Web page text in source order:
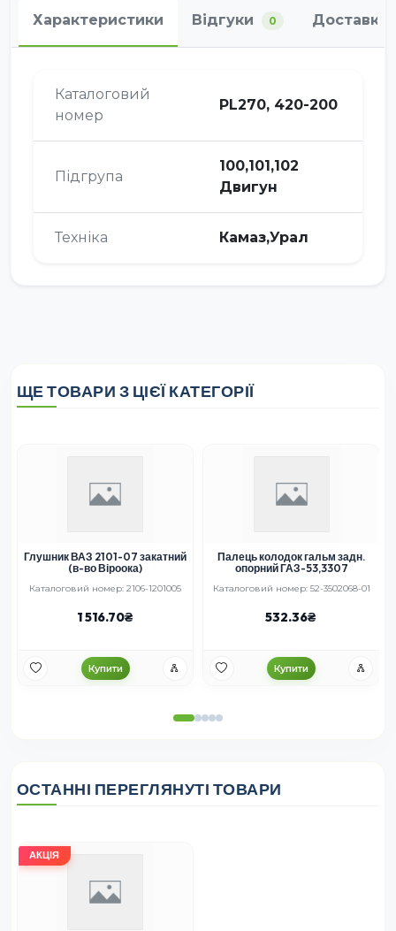
Характеристики Відгуки 0 Доставка
Каталоговий
номер
PL270, 420-200
Підгрупа
100,101,102
Двигун
Техніка Камаз,Урал
ЩЕ ТОВАРИ З ЦІЄЇ КАТЕГОРІЇ
Глушник ВАЗ 2101-07 закатний
(в-во Віроока)
Каталоговий номер: 2106-1201005
1 516.70
Купити
Палець колодок гальм задн.
опорний ГАЗ-53,3307
Каталоговий номер: 52-3502068-01
532.36
Купити
ОСТАННІ ПЕРЕГЛЯНУТІ ТОВАРИ
АКЦІЯ